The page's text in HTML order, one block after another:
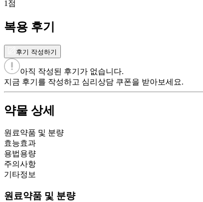
1 점
복용 후기
후기 작성하기
아직 작성된 후기가 없습니다.
지금 후기를 작성하고 심리상담 쿠폰을 받아보세요.
약물 상세
원료약품 및 분량
효능효과
용법용량
주의사항
기타정보
원료약품 및 분량